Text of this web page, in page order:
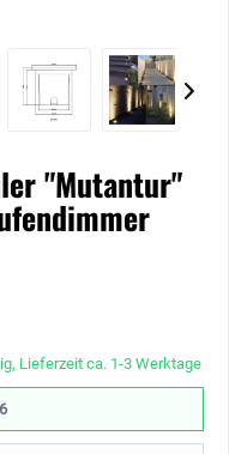
"Mutantur"
Lieferzeit ca. 1-3 Werktage